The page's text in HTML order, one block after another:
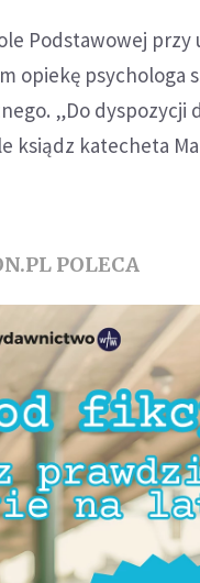
Podstawowej przy
opiekę psychologa
„Do dyspozycji
ksiądz katecheta
POLECA